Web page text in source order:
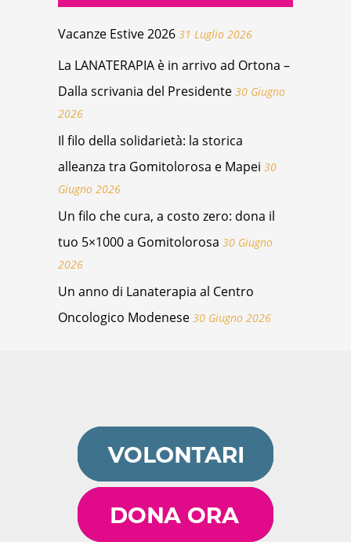
Vacanze Estive 2026 31 Luglio 2026
La LANATERAPIA è in arrivo ad Ortona –
Dalla scrivania del Presidente 30 Giugno
2026
Il filo della solidarietà: la storica
alleanza tra Gomitolorosa e Mapei 30
Giugno 2026
Un filo che cura, a costo zero: dona il
tuo 5×1000 a Gomitolorosa 30 Giugno
2026
Un anno di Lanaterapia al Centro
Oncologico Modenese 30 Giugno 2026